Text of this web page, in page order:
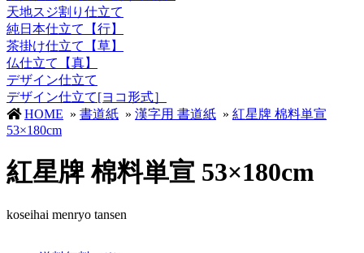
天地スジ割り仕立て
純日本仕立て【行】
茶掛け仕立て【草】
仏仕立て【真】
デザイン仕立て
デザイン仕立て[ヨコ形式］
HOME » 書道紙 » 漢字用 書道紙 » 紅星牌 棉料単宣
53×180cm
紅星牌 棉料単宣 53×180cm
koseihai menryo tansen